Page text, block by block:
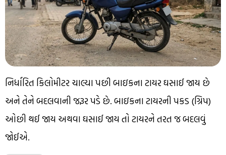
નિર્ધારિત કિલોમીટર ચાલ્યા પછી બાઇકના ટાયર ઘસાઈ જાય છે
અને તેને બદલવાની જરૂર પડે છે. બાઇકના ટાયરની પકડ (ગ્રિપ)
ઓછી થઈ જાય અથવા ઘસાઈ જાય તો ટાયરને તરત જ બદલવું
જોઈએ.